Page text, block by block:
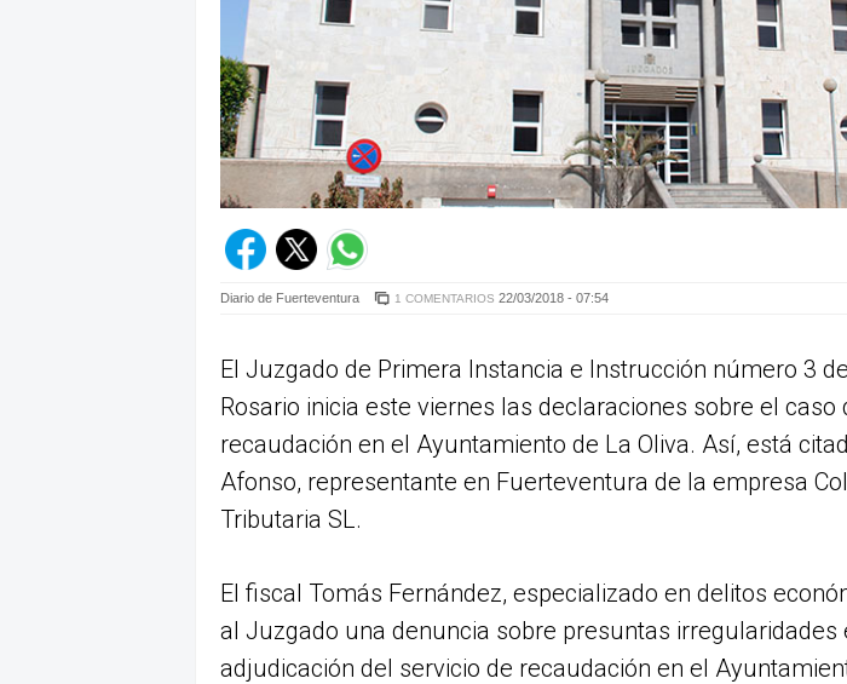
Diario de Fuerteventura 1 COMENTARIOS 22/03/2018 - 07:54
El Juzgado de Primera Instancia e Instrucción número 3
Rosario inicia este viernes las declaraciones sobre el caso
recaudación en el Ayuntamiento de La Oliva. Así, está
Afonso, representante en Fuerteventura de la empresa
Tributaria SL.
El fiscal Tomás Fernández, especializado en delitos
al Juzgado una denuncia sobre presuntas irregularidades
adjudicación del servicio de recaudación en el